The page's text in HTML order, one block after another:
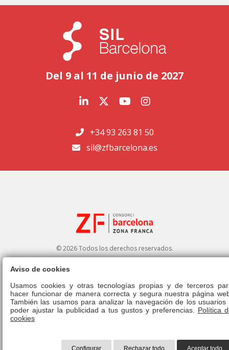
Del 9 al 11 de junio de 2027
+34 93 263 81 50
sil@zfbarcelona.es
© 2026 Todos los derechos reservados.
Aviso legal|Política de privacidad|Política de cookies|Canal ético|
Derecho de admisión|Normativa
Aviso de cookies
Usamos cookies y otras tecnologías propias y de terceros
hacer funcionar de manera correcta y segura nuestra página
También las usamos para analizar la navegación de los usuarios
poder ajustar la publicidad a tus gustos y preferencias. Política
cookies
Configurar Rechazar todo Aceptar todo